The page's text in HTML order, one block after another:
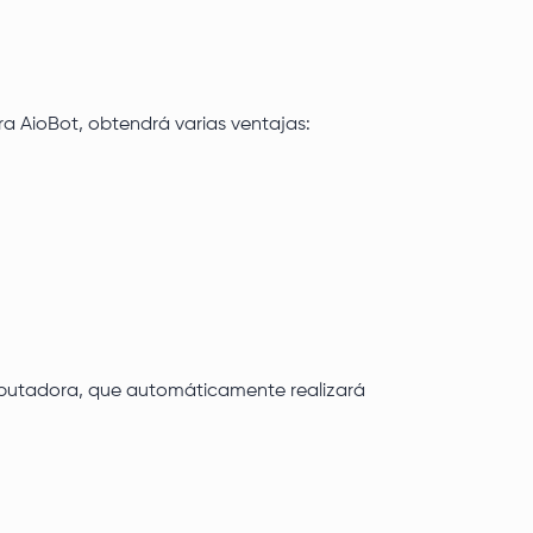
AioBot, obtendrá varias ventajas:
que automáticamente realizará